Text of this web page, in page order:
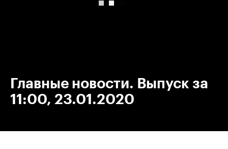
Главные новости. Выпуск за
11:00, 23.01.2020